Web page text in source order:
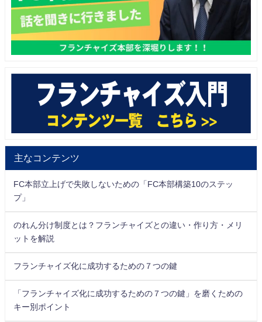
主なコンテンツ
FC本部立上げで失敗しないための「FC本部構築10のステッ
プ」
のれん分け制度とは？フランチャイズとの違い・作り方・メリ
ットを解説
フランチャイズ化に成功するための７つの鍵
「フランチャイズ化に成功するための７つの鍵」を磨くための
キー別ポイント